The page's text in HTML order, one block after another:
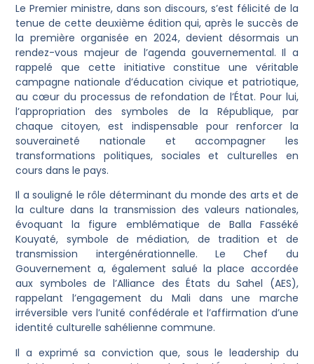
Le Premier ministre, dans son discours, s’est félicité de la
tenue de cette deuxième édition qui, après le succès de
la première organisée en 2024, devient désormais un
rendez-vous majeur de l’agenda gouvernemental. Il a
rappelé que cette initiative constitue une véritable
campagne nationale d’éducation civique et patriotique,
au cœur du processus de refondation de l’État. Pour lui,
l’appropriation des symboles de la République, par
chaque citoyen, est indispensable pour renforcer la
souveraineté nationale et accompagner les
transformations politiques, sociales et culturelles en
cours dans le pays.
Il a souligné le rôle déterminant du monde des arts et de
la culture dans la transmission des valeurs nationales,
évoquant la figure emblématique de Balla Fasséké
Kouyaté, symbole de médiation, de tradition et de
transmission intergénérationnelle. Le Chef du
Gouvernement a, également salué la place accordée
aux symboles de l’Alliance des États du Sahel (AES),
rappelant l’engagement du Mali dans une marche
irréversible vers l’unité confédérale et l’affirmation d’une
identité culturelle sahélienne commune.
Il a exprimé sa conviction que, sous le leadership du